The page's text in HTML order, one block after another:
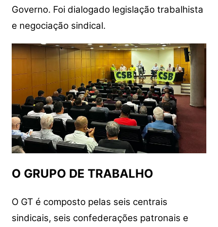
Governo. Foi dialogado legislação trabalhista
e negociação sindical.
O GRUPO DE TRABALHO
O GT é composto pelas seis centrais
sindicais, seis confederações patronais e